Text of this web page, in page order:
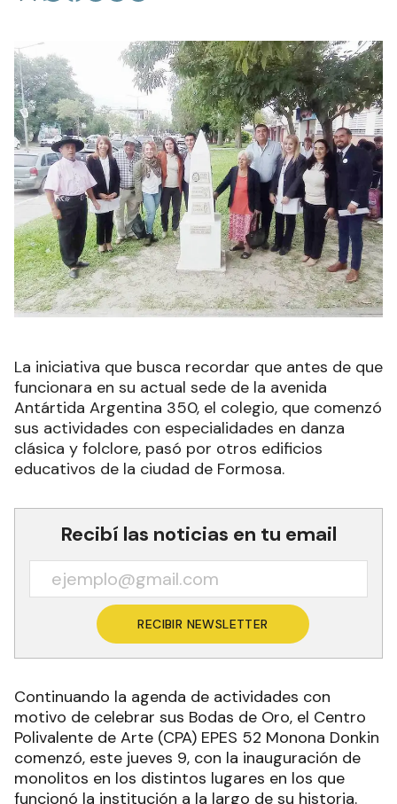
La iniciativa que busca recordar que antes de que
funcionara en su actual sede de la avenida
Antártida Argentina 350, el colegio, que comenzó
sus actividades con especialidades en danza
clásica y folclore, pasó por otros edificios
educativos de la ciudad de Formosa.
Recibí las noticias en tu email
RECIBIR NEWSLETTER
Continuando la agenda de actividades con
motivo de celebrar sus Bodas de Oro, el Centro
Polivalente de Arte (CPA) EPES 52 Monona Donkin
comenzó, este jueves 9, con la inauguración de
monolitos en los distintos lugares en los que
funcionó la institución a la largo de su historia.